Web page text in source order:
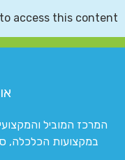
access this content
במקצועות הכלכלה,